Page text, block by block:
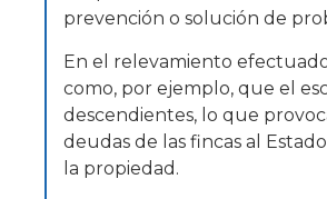
prevención o solución de
En el relevamiento
como, por ejemplo, que el
descendientes, lo que
deudas de las fincas al
la propiedad.